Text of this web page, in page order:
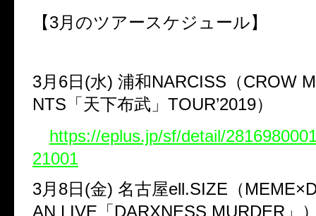
【3月のツアースケジュール】
3月 6日(水) 浦和NARCISS （CROW
NTS 「天下布武」 TOUR’2019）
https://eplus.jp/sf/detail/
21001
3月 8日(金) 名古屋ell.SIZE （
AN LIVE 「 DARXNESS MURDER 」